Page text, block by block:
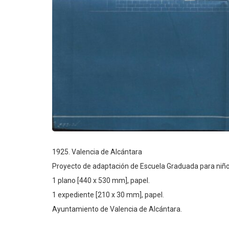
1925. Valencia de Alcántara
Proyecto de adaptación de Escuela Graduada para
1 plano [440 x 530 mm], papel.
1 expediente [210 x 30 mm], papel.
Ayuntamiento de Valencia de Alcántara.